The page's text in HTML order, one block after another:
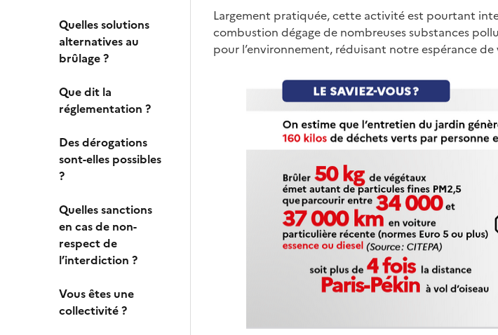
Quelles solutions
alternatives au
brûlage ?
Que dit la
réglementation ?
Des dérogations
sont-elles possibles
?
Quelles sanctions
en cas de non-
respect de
l’interdiction ?
Vous êtes une
collectivité ?
Largement pratiquée, cette activité est pourtant
combustion dégage de nombreuses substances
pour l’environnement, réduisant notre espérance de